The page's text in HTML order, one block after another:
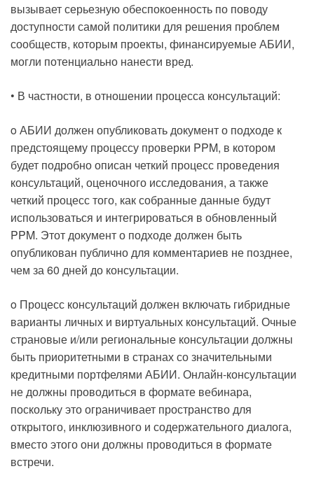
вызывает серьезную обеспокоенность по поводу
доступности самой политики для решения проблем
сообществ, которым проекты, финансируемые АБИИ,
могли потенциально нанести вред.
• В частности, в отношении процесса консультаций:
o АБИИ должен опубликовать документ о подходе к
предстоящему процессу проверки PPM, в котором
будет подробно описан четкий процесс проведения
консультаций, оценочного исследования, а также
четкий процесс того, как собранные данные будут
использоваться и интегрироваться в обновленный
PPM. Этот документ о подходе должен быть
опубликован публично для комментариев не позднее,
чем за 60 дней до консультации.
o Процесс консультаций должен включать гибридные
варианты личных и виртуальных консультаций. Очные
страновые и/или региональные консультации должны
быть приоритетными в странах со значительными
кредитными портфелями АБИИ. Онлайн-консультации
не должны проводиться в формате вебинара,
поскольку это ограничивает пространство для
открытого, инклюзивного и содержательного диалога,
вместо этого они должны проводиться в формате
встречи.